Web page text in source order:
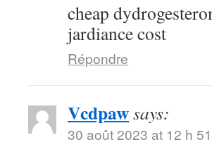
cheap
jardiance cost
Répondre
Vcdpawsays:
30 août 2023 at 12 h